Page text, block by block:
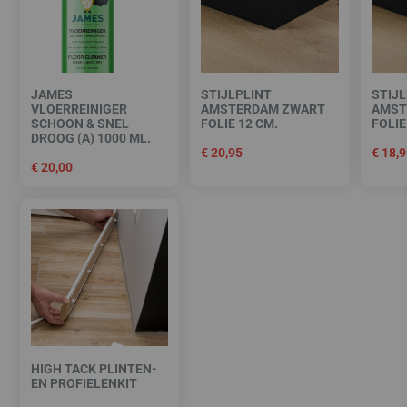
JAMES
VLOERREINIGER
SCHOON & SNEL
DROOG (A) 1000 ML.
€20,00
STIJLPLINT
AMSTERDAM ZWART
FOLIE 12 CM.
€20,95
FOLIE
€
HIGH TACK PLINTEN-
EN PROFIELENKIT